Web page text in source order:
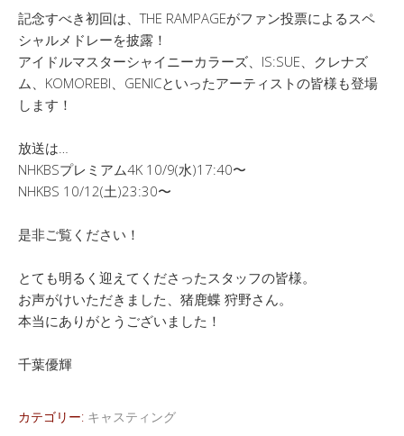
記念すべき初回は、THE RAMPAGEがファン投票によるスペ
シャルメドレーを披露！
アイドルマスターシャイニーカラーズ、IS:SUE、クレナズ
ム、KOMOREBI、GENICといったアーティストの皆様も登場
します！
放送は…
NHKBSプレミアム4K 10/9(水)17:40〜
NHKBS 10/12(土)23:30〜
是非ご覧ください！
とても明るく迎えてくださったスタッフの皆様。
お声がけいただきました、猪鹿蝶 狩野さん。
本当にありがとうございました！
千葉優輝
カテゴリー: キャスティング